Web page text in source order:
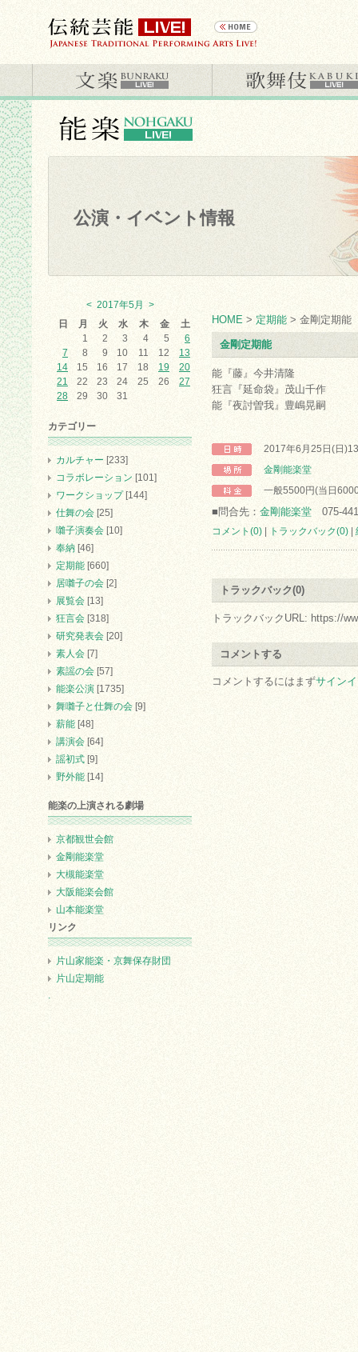
公演・イベント情報
HOME > 定期能 > 金剛定期能
金剛定期能
能『藤』今井清隆
狂言『延命袋』茂山千作
能『夜討曽我』豊嶋晃嗣
2017年6月25日(日
金剛能楽堂
一般5500円(当日
■問合先： 金剛能楽堂 075-
コメント(0) トラックバック(0)
トラックバック(0)
トラックバックURL: https://
コメントする
コメントするにはまずサイン
< 2017年5月
>
日
月 火 水 木 金
土
1
2 3 4 5
6
7
8 9 10 11 12
13
14
15 16 17 18 19
20
21
22 23 24 25 26
27
28
29 30 31
カテゴリー
カルチャー [233]
コラボレーション [101]
ワークショップ[144]
仕舞の会 [25]
囃子演奏会 [10]
奉納 [46]
定期能 [660]
居囃子の会 [2]
展覧会 [13]
狂言会 [318]
研究発表会 [20]
素人会 [7]
素謡の会 [57]
能楽公演 [1735]
舞囃子と仕舞の会 [9]
薪能 [48]
講演会 [64]
謡初式 [9]
野外能 [14]
能楽の上演される劇場
京都観世会館
金剛能楽堂
大槻能楽堂
大阪能楽会館
山本能楽堂
リンク
片山家能楽・京舞保存財団
片山定期能
.